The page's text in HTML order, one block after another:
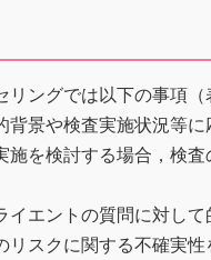
ングでは以下の事項
背景や検査実施状況等
施を検討する場合，検
イエントの質問に対し
リスクに関する不確実